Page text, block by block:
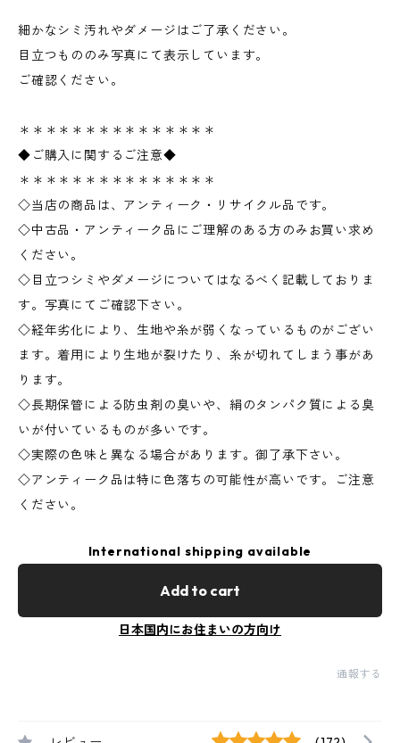
細かなシミ汚れやダメージはご了承ください。
目立つもののみ写真にて表示しています。
ご確認ください。
＊＊＊＊＊＊＊＊＊＊＊＊＊＊＊
◆ご購入に関するご注意◆
＊＊＊＊＊＊＊＊＊＊＊＊＊＊＊
◇当店の商品は、アンティーク・リサイクル品です。
◇中古品・アンティーク品にご理解のある方のみお買い求め
ください。
◇目立つシミやダメージについてはなるべく記載しておりま
す。写真にてご確認下さい。
◇経年劣化により、生地や糸が弱くなっているものがござい
ます。着用により生地が裂けたり、糸が切れてしまう事があ
ります。
◇長期保管による防虫剤の臭いや、絹のタンパク質による臭
いが付いているものが多いです。
◇実際の色味と異なる場合があります。御了承下さい。
◇アンティーク品は特に色落ちの可能性が高いです。ご注意
ください。
International shipping available
Add to cart
日本国内にお住まいの方向け
通報する